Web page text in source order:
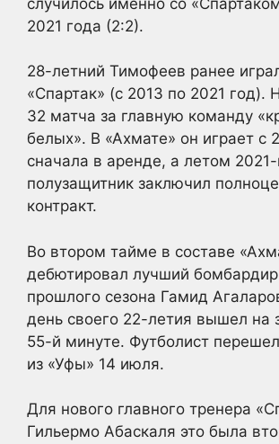
2021 года (2:2).
28-летний Тимофеев ранее
«Спартак» (с 2013 по 2021 год).
32 матча за главную команду
белых». В «Ахмате» он играет с
сначала в аренде, а летом 2021-
полузащитник заключил
контракт.
Во втором тайме в составе
дебютировал лучший
прошлого сезона Гамид
день своего 22-летия вышел на
55-й минуте. Футболист
из «Уфы» 14 июля.
Для нового главного тренера
Гильермо Абаскаля это была